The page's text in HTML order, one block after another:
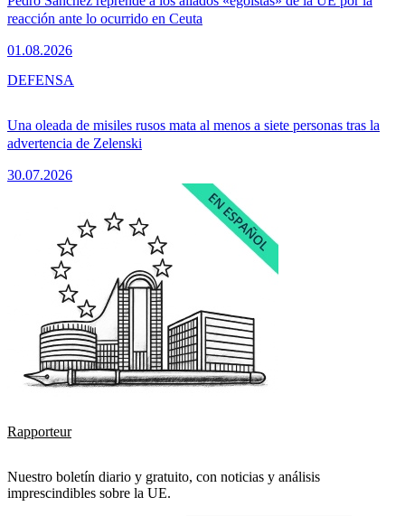
reacción ante lo ocurrido en Ceuta
01.08.2026
Una oleada de misiles rusos mata al menos a siete personas tras la
advertencia de Zelenski
30.07.2026
DEFENSA
Rapporteur
Nuestro boletín diario y gratuito, con noticias y análisis
imprescindibles sobre la UE.